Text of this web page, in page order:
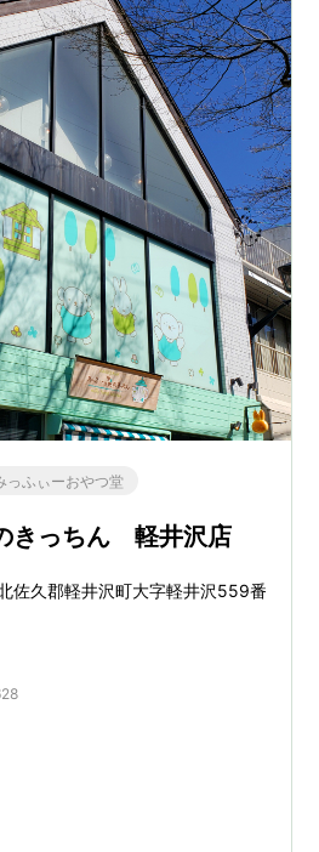
っふぃーおやつ堂
きっちん 軽井沢店
佐久郡軽井沢町大字軽井沢559番